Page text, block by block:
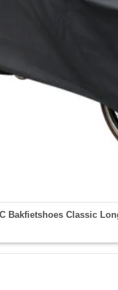
Bakfietshoes Classic